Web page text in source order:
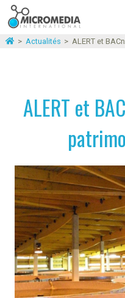
> Actualités > ALERT et
ALERT et